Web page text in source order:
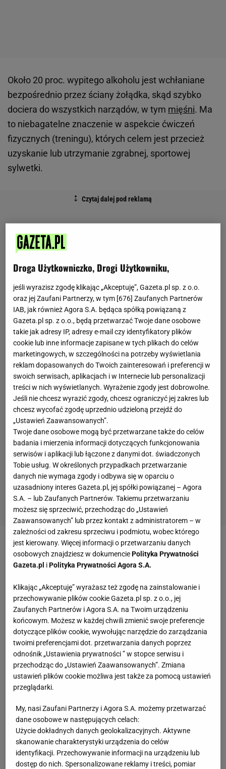
Około 20 proc. wypitego alkoholu jest wchłaniane
bezpośrednio przez ściany żołądka, skąd szybko
dociera do wszystkich narządów, w tym mięśni. Ma
to niebagatelne znaczenie w aspekcie ćwiczeń
fizycznych (treningu), których celem jest przecież
uzyskanie lub utrzymanie zgrabnej, sportowej
sylwetki.
Często słyszymy, że alkohol tuczy. Czy to prawda?
Nie, nie bezpośrednio. Ma jednak wpływ na
Wyobraźmy sobie, że kieliszek wódki (40ml) to
112kcal - pustych kalorii, które nie mają żadnych
wartości odżywczych. Jeśli wypijemy takich
kieliszków 10, jak łatwo policzyć, jest to już ponad
tysiąc kalorii - dużo, biorąc pod uwagę, że dobowe
zapotrzebowanie energetyczne kobiet to nieco
ponad 2 tys. a mężczyzny 3 tys. kcal na dobę.
Sam alkohol nie zamienia się w tłuszcz, jednak
spowalnia jego spalanie. Badania opublikowane na
łamach American Journal of Clinical Research
wykazały, że spożycie 24g czystego alkoholu
powoduje spadek tempa spalania lipidów (tłuszczy)
Droga Użytkowniczko, Drogi Użytkowniku,
jeśli wyrazisz zgodę klikając „Akceptuję”, Gazeta.pl sp. z o.o.
oraz jej Zaufani Partnerzy, w tym [ 676 ] Zaufanych Partnerów
IAB, jak również Agora S.A. będąca spółką powiązaną z
Gazeta.pl sp. z o.o., będą przetwarzać Twoje dane osobowe
takie jak adresy IP, adresy e-mail czy identyfikatory plików
cookie lub inne informacje zapisane w tych plikach do celów
marketingowych, w szczególności na potrzeby wyświetlania
reklam dopasowanych do Twoich zainteresowań i preferencji w
swoich serwisach, aplikacjach i w Internecie lub personalizacji
treści w nich wyświetlanych. Wyrażenie zgody jest dobrowolne.
Jeśli nie chcesz wyrazić zgody, chcesz ograniczyć jej zakres lub
chcesz wycofać zgodę uprzednio udzieloną przejdź do
„Ustawień Zaawansowanych”.
Twoje dane osobowe mogą być przetwarzane także do celów
badania i mierzenia informacji dotyczących funkcjonowania
serwisów i aplikacji lub łączone z danymi dot. świadczonych
Tobie usług. W określonych przypadkach przetwarzanie
danych nie wymaga zgody i odbywa się w oparciu o
uzasadniony interes Gazeta.pl, jej spółki powiązanej – Agora
S.A. – lub Zaufanych Partnerów. Takiemu przetwarzaniu
możesz się sprzeciwić, przechodząc do „Ustawień
Zaawansowanych” lub przez kontakt z administratorem – w
zależności od zakresu sprzeciwu i podmiotu, wobec którego
jest kierowany. Więcej informacji o przetwarzaniu danych
osobowych znajdziesz w dokumencie Polityka Prywatności
Gazeta.pl i Polityka Prywatności Agora S.A.
Klikając „Akceptuję” wyrażasz też zgodę na zainstalowanie i
przechowywanie plików cookie Gazeta.pl sp. z o.o., jej
Zaufanych Partnerów i Agora S.A. na Twoim urządzeniu
końcowym. Możesz w każdej chwili zmienić swoje preferencje
dotyczące plików cookie, wywołując narzędzie do zarządzania
twoimi preferencjami dot. przetwarzania danych poprzez
odnośnik „Ustawienia prywatności ” w stopce serwisu i
przechodząc do „Ustawień Zaawansowanych”. Zmiana
ustawień plików cookie możliwa jest także za pomocą ustawień
przeglądarki.
My, nasi Zaufani Partnerzy i Agora S.A. możemy przetwarzać
dane osobowe w następujących celach:
Użycie dokładnych danych geolokalizacyjnych. Aktywne
skanowanie charakterystyki urządzenia do celów
identyfikacji. Przechowywanie informacji na urządzeniu lub
dostęp do nich. Spersonalizowane reklamy i treści, pomiar